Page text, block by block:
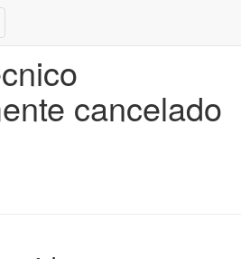
cancelado